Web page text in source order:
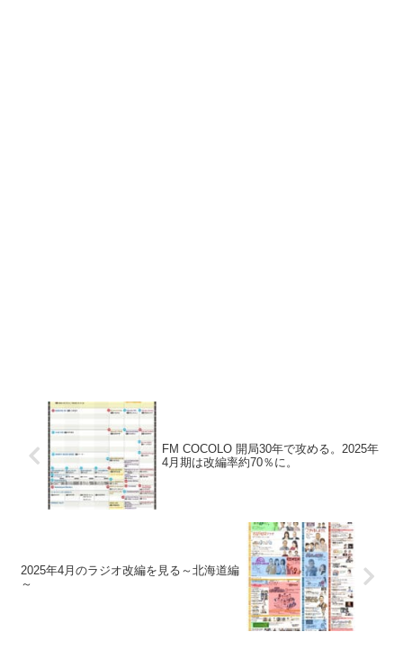
FM COCOLO 開局30年で攻める。2025年
4月期は改編率約70％に。
2025年4月のラジオ改編を見る～北海道編
～